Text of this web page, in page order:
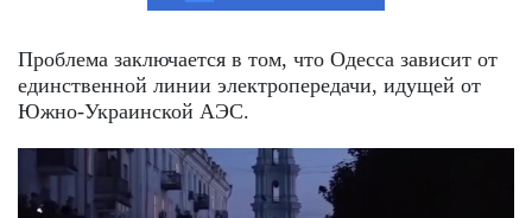
Проблема заключается в том, что Одесса зависит от
единственной линии электропередачи, идущей от
Южно-Украинской АЭС.